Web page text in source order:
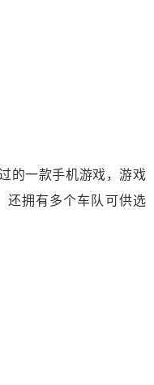
的一款手机游戏，游戏
还拥有多个车队可供选